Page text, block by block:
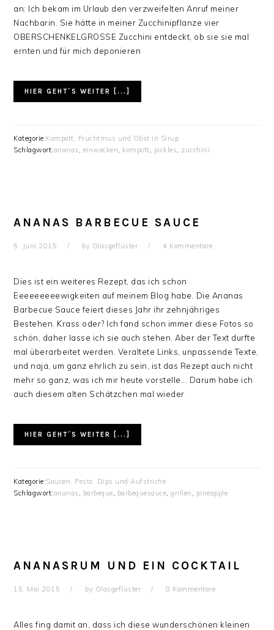
an: Ich bekam im Urlaub den verzweifelten Anruf meiner
Nachbarin. Sie hätte in meiner Zucchinipflanze vier
OBERSCHENKELGROSSE Zucchini entdeckt, ob sie sie mal
ernten und für mich deponieren
HIER GEHT´S WEITER [...]
Kategorie:Kompott, Fruchtmus und Obst in Sirup
Schlagwort:ananas , einwecken, kompott, pickles, zucchini
ANANAS BARBECUE SAUCE
5. Juni 2015 by Glasgeflüster 4 Kommentare
Dies ist ein weiteres Rezept, das ich schon
Eeeeeeeeewigkeiten auf meinem Blog habe. Die Ananas
Barbecue Sauce feiert dieses Jahr ihr zehnjähriges
Bestehen. Krass oder? Ich fand schon immer diese Fotos so
schön, daher lasse ich sie auch stehen. Aber der Text durfte
mal überarbeitet werden. Veraltete Links, unpassende Texte,
und naja, um ganz ehrlich zu sein, ist das Rezept auch nicht
mehr so ganz, was ich mir heute vorstelle... Darum habe ich
auch diesem alten Schätzchen mal wieder
HIER GEHT´S WEITER [...]
Kategorie:Saucen, Pesto, Dips und Aufstriche
Schlagwort:ananas , barbeque, barbequesauce,grillen , pineapple
ANANASRUM UND EIN COCKTAIL
15. Mai 2015 by Glasgeflüster 8 Kommentare
Alles fing damit an, dass ich diese wunderschönen kleinen